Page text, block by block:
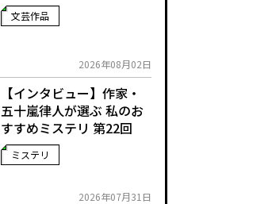
文芸作品
2026年08月02日
【インタビュー】作家・
五十嵐律人が選ぶ 私のお
すすめミステリ 第22回
ミステリ
2026年07月31日